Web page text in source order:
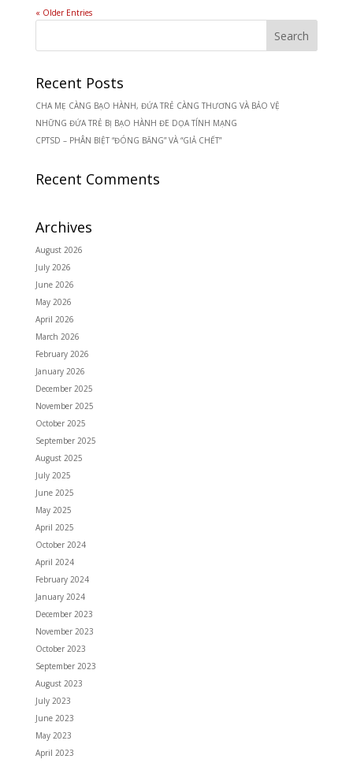
« Older Entries
Recent Posts
CHA MẸ CÀNG BẠO HÀNH, ĐỨA TRẺ CÀNG THƯƠNG VÀ BẢO VỆ
NHỮNG ĐỨA TRẺ BỊ BẠO HÀNH ĐE DỌA TÍNH MẠNG
CPTSD – PHÂN BIỆT “ĐÓNG BĂNG” VÀ “GIẢ CHẾT”
Recent Comments
Archives
August 2026
July 2026
June 2026
May 2026
April 2026
March 2026
February 2026
January 2026
December 2025
November 2025
October 2025
September 2025
August 2025
July 2025
June 2025
May 2025
April 2025
October 2024
April 2024
February 2024
January 2024
December 2023
November 2023
October 2023
September 2023
August 2023
July 2023
June 2023
May 2023
April 2023